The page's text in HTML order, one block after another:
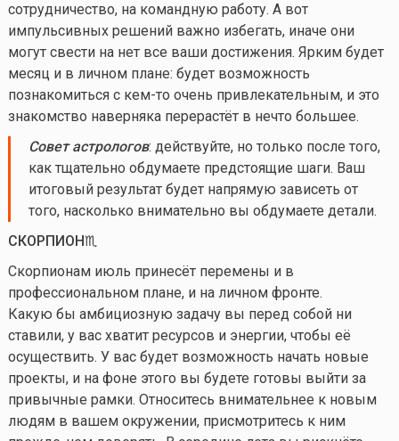
сотрудничество, на командную работу. А вот
импульсивных решений важно избегать, иначе они
могут свести на нет все ваши достижения. Ярким будет
месяц и в личном плане: будет возможность
познакомиться с кем-то очень привлекательным, и это
знакомство наверняка перерастёт в нечто большее.
Совет астрологов: действуйте, но только после того,
как тщательно обдумаете предстоящие шаги. Ваш
итоговый результат будет напрямую зависеть от
того, насколько внимательно вы обдумаете детали.
СКОРПИОН♏️
Скорпионам июль принесёт перемены и в
профессиональном плане, и на личном фронте.
Какую бы амбициозную задачу вы перед собой ни
ставили, у вас хватит ресурсов и энергии, чтобы её
осуществить. У вас будет возможность начать новые
проекты, и на фоне этого вы будете готовы выйти за
привычные рамки. Относитесь внимательнее к новым
людям в вашем окружении, присмотритесь к ним